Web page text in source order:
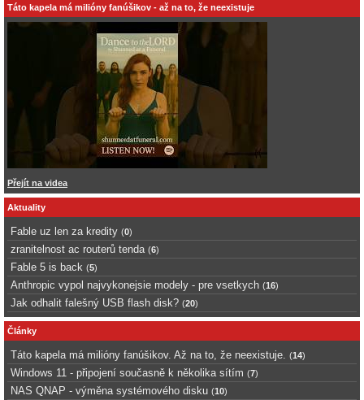
Táto kapela má milióny fanúšikov - až na to, že neexistuje
Přejít na videa
Aktuality
Fable uz len za kredity (0)
zranitelnost ac routerů tenda (6)
Fable 5 is back (5)
Anthropic vypol najvykonejsie modely - pre vsetkych (16)
Jak odhalit falešný USB flash disk? (20)
Články
Táto kapela má milióny fanúšikov. Až na to, že neexistuje. (14)
Windows 11 - připojení současně k několika sítím (7)
NAS QNAP - výměna systémového disku (10)